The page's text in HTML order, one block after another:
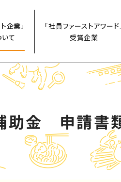
企業」
て
「社員ファーストアワード
受賞企業
助金 申請書